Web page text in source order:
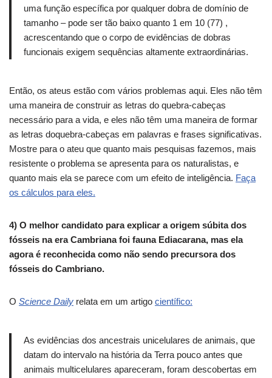
uma função específica por qualquer dobra de domínio de
tamanho – pode ser tão baixo quanto 1 em 10 (77) ,
acrescentando que o corpo de evidências de dobras
funcionais exigem sequências altamente extraordinárias.
Então, os ateus estão com vários problemas aqui. Eles não têm
uma maneira de construir as letras do quebra-cabeças
necessário para a vida, e eles não têm uma maneira de formar
as letras doquebra-cabeças em palavras e frases significativas.
Mostre para o ateu que quanto mais pesquisas fazemos, mais
resistente o problema se apresenta para os naturalistas, e
quanto mais ela se parece com um efeito de inteligência. Faça
os cálculos para eles.
4) O melhor candidato para explicar a origem súbita dos
fósseis na era Cambriana foi fauna Ediacarana, mas ela
agora é reconhecida como não sendo precursora dos
fósseis do Cambriano.
O Science Daily relata em um artigo científico:
As evidências dos ancestrais unicelulares de animais, que
datam do intervalo na história da Terra pouco antes que
animais multicelulares apareceram, foram descobertas em